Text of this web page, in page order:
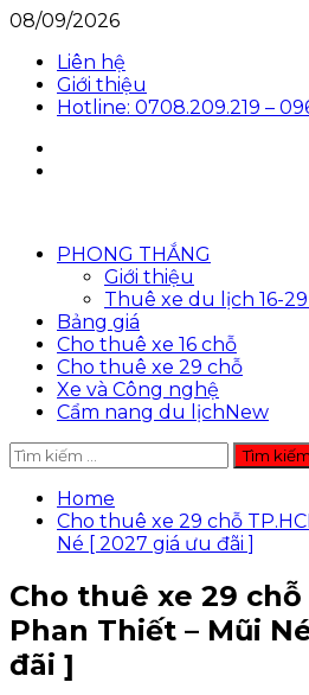
Skip
content
08/09/2026
Liên hệ
Giới thiệu
Hotline: 0708.209.219 –
PrimaryPHONG THẮNG
Giới thiệu
Thuê xe du lịch 16-
Bảng giá
Cho thuê xe 16 chỗ
Cho thuê xe 29 chỗ
Xe và Công nghệ
Cẩm nang du lịchNew
Tìm
kiếm
cho:
Home
Cho thuê xe 29 chỗ
Né [ 2027 giá ưu đãi ]
Cho thuê xe 29 chỗ
Phan Thiết – Mũi
đãi ]